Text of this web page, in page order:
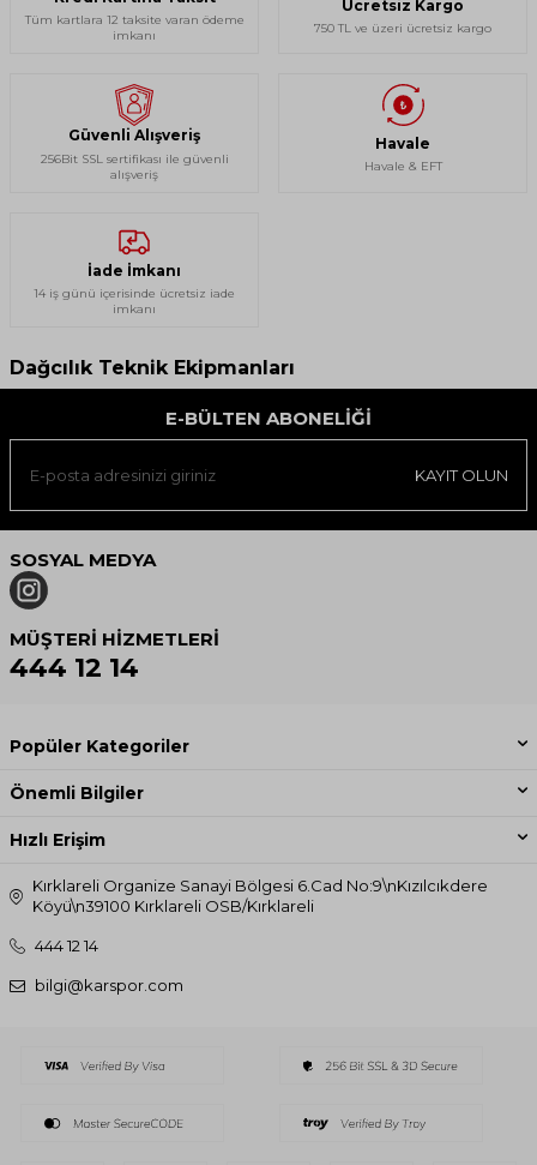
Tüm kartlara 12 taksite varan ödeme
imkanı
Ücretsiz Kargo
750 TL ve üzeri ücretsiz kargo
Güvenli Alışveriş
256Bit SSL sertifikası ile güvenli
alışveriş
Havale
Havale & EFT
İade İmkanı
14 iş günü içerisinde ücretsiz iade
imkanı
Dağcılık Teknik Ekipmanları
E-BÜLTEN ABONELIĞI
KAYIT OLUN
SOSYAL MEDYA
MÜŞTERI HIZMETLERI
444 12 14
Popüler Kategoriler
Önemli Bilgiler
Hızlı Erişim
Kırklareli Organize Sanayi Bölgesi 6.Cad No:9\nKızılcıkdere
Köyü\n39100 Kırklareli OSB/Kırklareli
444 12 14
bilgi@karspor.com